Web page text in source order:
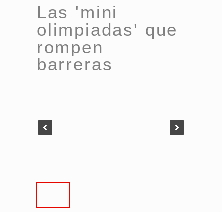
Las 'mini
olimpiadas' que
rompen
barreras